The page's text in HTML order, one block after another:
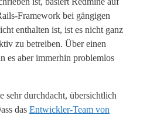
Framework bei gängigen
enthalten ist, ist es nicht ganz
zu betreiben. Über einen
es aber immerhin problemlos
sehr durchdacht, übersichtlich
das Entwickler-Team von